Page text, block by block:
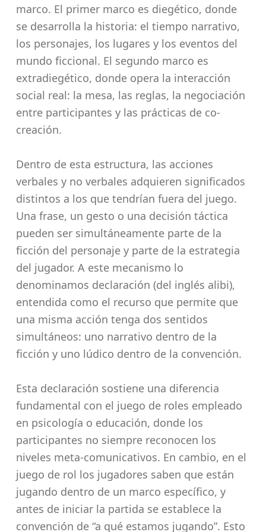
marco. El primer marco es diegético, donde
se desarrolla la historia: el tiempo narrativo,
los personajes, los lugares y los eventos del
mundo ficcional. El segundo marco es
extradiegético, donde opera la interacción
social real: la mesa, las reglas, la negociación
entre participantes y las prácticas de co-
creación.
Dentro de esta estructura, las acciones
verbales y no verbales adquieren significados
distintos a los que tendrían fuera del juego.
Una frase, un gesto o una decisión táctica
pueden ser simultáneamente parte de la
ficción del personaje y parte de la estrategia
del jugador. A este mecanismo lo
denominamos declaración (del inglés alibi),
entendida como el recurso que permite que
una misma acción tenga dos sentidos
simultáneos: uno narrativo dentro de la
ficción y uno lúdico dentro de la convención.
Esta declaración sostiene una diferencia
fundamental con el juego de roles empleado
en psicología o educación, donde los
participantes no siempre reconocen los
niveles meta-comunicativos. En cambio, en el
juego de rol los jugadores saben que están
jugando dentro de un marco específico, y
antes de iniciar la partida se establece la
convención de “a qué estamos jugando”. Esto